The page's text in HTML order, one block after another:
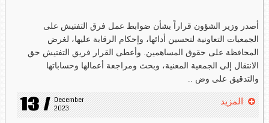
أصدر وزير الشؤون قراراً بشأن ضوابط عمل فرق التفتيش على
الجمعيات التعاونية لتحسين أدائها، وإحكام الرقابة عليها، لغرض
المحافظة على حقوق المساهمين. وأعطى القرار فريق التفتيش حق
الانتقال إلى الجمعية المعنية، وبحث ومراجعة أعمالها وحساباتها
والتدقيق على وض ..
13 / December
2023
المزيد